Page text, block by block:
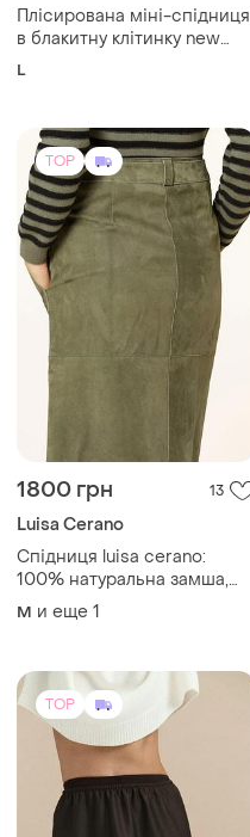
Плісирована міні-спідниця
в блакитну клітинку new
look / тенісна спідниця
L
TOP
1800 грн 13
Luisa Cerano
Спідниця luisa cerano:
100% натуральна замша,
розмір 40 (l).
M и еще 1
TOP